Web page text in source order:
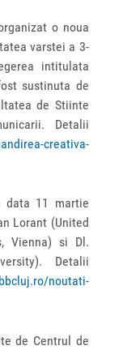
o noua
varstei a 3-
intitulata
sustinuta de
de Stiinte
Detalii
creativa-
data 11 martie
Lorant (United
Vienna) si Dl.
Detalii
noutati-
de Centrul de